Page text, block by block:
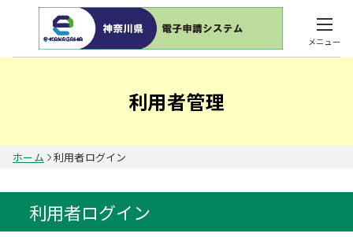
メニュー
利用者管理
ホーム 利用者ログイン
利用者ログイン